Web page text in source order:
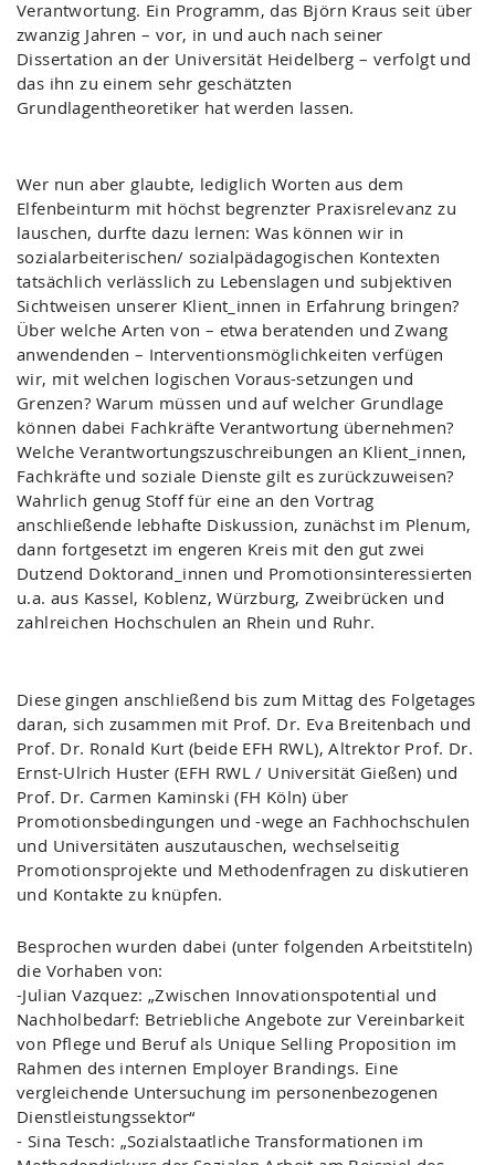
Verantwortung. Ein Programm, das Björn Kraus seit über
zwanzig Jahren – vor, in und auch nach seiner
Dissertation an der Universität Heidelberg – verfolgt und
das ihn zu einem sehr geschätzten
Grundlagentheoretiker hat werden lassen.
Wer nun aber glaubte, lediglich Worten aus dem
Elfenbeinturm mit höchst begrenzter Praxisrelevanz zu
lauschen, durfte dazu lernen: Was können wir in
sozialarbeiterischen/ sozialpädagogischen Kontexten
tatsächlich verlässlich zu Lebenslagen und subjektiven
Sichtweisen unserer Klient_innen in Erfahrung bringen?
Über welche Arten von – etwa beratenden und Zwang
anwendenden – Interventionsmöglichkeiten verfügen
wir, mit welchen logischen Voraus-setzungen und
Grenzen? Warum müssen und auf welcher Grundlage
können dabei Fachkräfte Verantwortung übernehmen?
Welche Verantwortungszuschreibungen an Klient_innen,
Fachkräfte und soziale Dienste gilt es zurückzuweisen?
Wahrlich genug Stoff für eine an den Vortrag
anschließende lebhafte Diskussion, zunächst im Plenum,
dann fortgesetzt im engeren Kreis mit den gut zwei
Dutzend Doktorand_innen und Promotionsinteressierten
u.a. aus Kassel, Koblenz, Würzburg, Zweibrücken und
zahlreichen Hochschulen an Rhein und Ruhr.
Diese gingen anschließend bis zum Mittag des Folgetages
daran, sich zusammen mit Prof. Dr. Eva Breitenbach und
Prof. Dr. Ronald Kurt (beide EFH RWL), Altrektor Prof. Dr.
Ernst-Ulrich Huster (EFH RWL / Universität Gießen) und
Prof. Dr. Carmen Kaminski (FH Köln) über
Promotionsbedingungen und -wege an Fachhochschulen
und Universitäten auszutauschen, wechselseitig
Promotionsprojekte und Methodenfragen zu diskutieren
und Kontakte zu knüpfen.
Besprochen wurden dabei (unter folgenden Arbeitstiteln)
die Vorhaben von:
-Julian Vazquez: „Zwischen Innovationspotential und
Nachholbedarf: Betriebliche Angebote zur Vereinbarkeit
von Pflege und Beruf als Unique Selling Proposition im
Rahmen des internen Employer Brandings. Eine
vergleichende Untersuchung im personenbezogenen
Dienstleistungssektor“
- Sina Tesch: „Sozialstaatliche Transformationen im